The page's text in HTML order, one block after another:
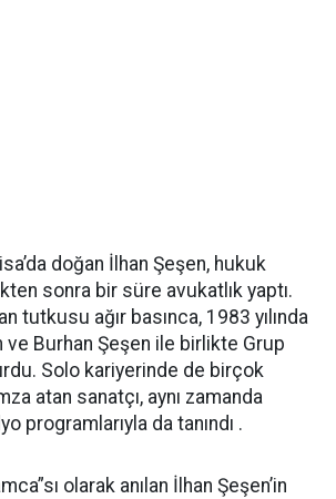
doğan İlhan Şeşen, hukuk
sonra bir süre avukatlık yaptı.
tutkusu ağır basınca, 1983 yılında
ve Burhan Şeşen ile birlikte Grup
Solo kariyerinde de birçok
atan sanatçı, aynı zamanda
programlarıyla da tanındı .
olarak anılan İlhan Şeşen’in